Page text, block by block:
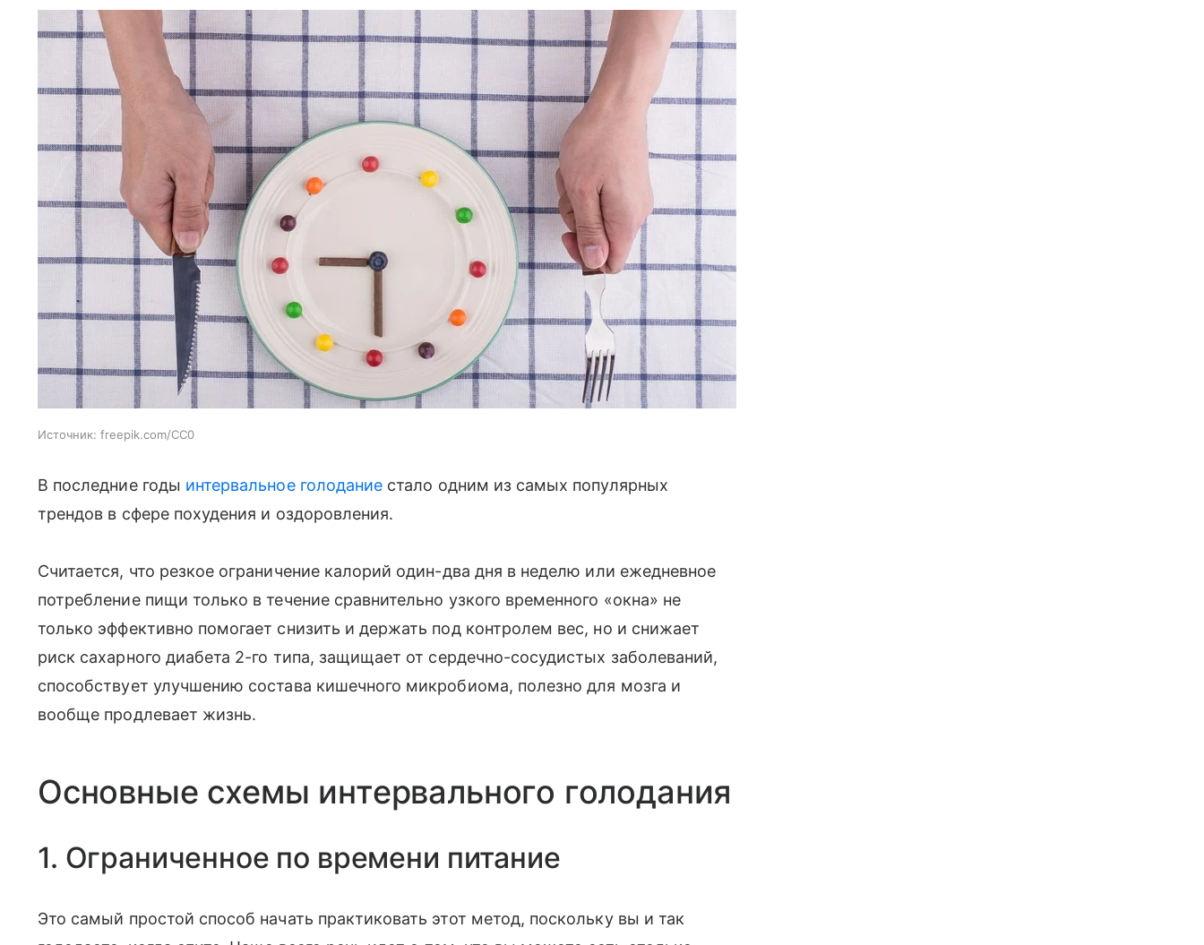
Источник: freepik.com/CC0
В последние годы интервальное голодание стало одним из самых популярных
трендов в сфере похудения и оздоровления.
Считается, что резкое ограничение калорий один-два дня в неделю или ежедневное
потребление пищи только в течение сравнительно узкого временного «окна» не
только эффективно помогает снизить и держать под контролем вес, но и снижает
риск сахарного диабета 2-го типа, защищает от сердечно-сосудистых заболеваний,
способствует улучшению состава кишечного микробиома, полезно для мозга и
вообще продлевает жизнь.
Основные схемы интервального голодания
1. Ограниченное по времени питание
Это самый простой способ начать практиковать этот метод, поскольку вы и так